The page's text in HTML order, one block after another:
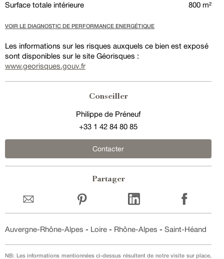
Surface totale intérieure
800 m²
VOIR LE DIAGNOSTIC DE PERFORMANCE ENERGÉTIQUE
Les informations sur les risques auxquels ce bien est exposé
sont disponibles sur le site Géorisques :
www.georisques.gouv.fr
Conseiller
Philippe de Préneuf
+33 1 42 84 80 85
Contacter
Partager
Auvergne-Rhône-Alpes - Loire - Rhône-Alpes - Saint-Héand
NB: Les informations mentionnées ci-dessus résultent de notre visite sur place,